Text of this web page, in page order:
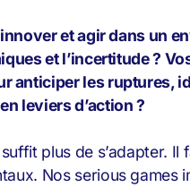
et agir dans un
et l’incertitude ?
anticiper les ruptures,
leviers d’action ?
plus de s’adapter. Il
Nos serious games